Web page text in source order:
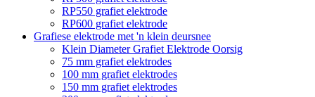
RP550 grafiet elektrode
RP600 grafiet elektrode
Grafiese elektrode met 'n klein deursnee
Klein Diameter Grafiet Elektrode Oorsig
75 mm grafiet elektrodes
100 mm grafiet elektrodes
150 mm grafiet elektrodes